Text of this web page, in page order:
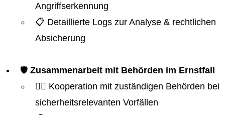
Angriffserkennung
📋 Detaillierte Logs zur Analyse & rechtlichen
Absicherung
🛡️ Zusammenarbeit mit Behörden im Ernstfall
👮‍♂️ Kooperation mit zuständigen Behörden bei
sicherheitsrelevanten Vorfällen